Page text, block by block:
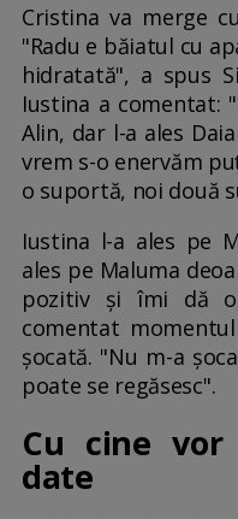
Cristina va merge
"Radu e băiatul cu
hidratată", a spus
Iustina a comentat:
Alin, dar l-a ales
vrem s-o enervăm
o suportă, noi două
Iustina l-a ales pe
ales pe Maluma
pozitiv și îmi dă
comentat
șocată. "Nu m-a
poate se regăsesc".
Cu cine
date